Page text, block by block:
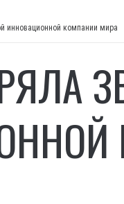
инновационной компании мира